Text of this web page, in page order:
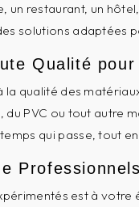
un restaurant, un
solutions adaptées
Qualité
qualité des
PVC ou tout autre
qui passe, tout
est à